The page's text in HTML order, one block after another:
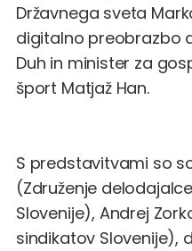
Državnega sveta
digitalno preobrazbo
Duh in minister za
šport Matjaž Han.
S predstavitvami so
(Združenje
Slovenije), Andrej
sindikatov Slovenije),